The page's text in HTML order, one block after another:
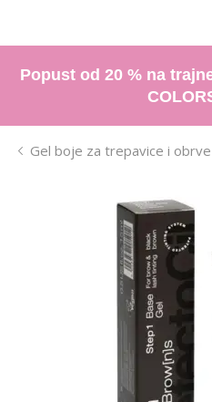
Popust od 20 % na
Gel boje za trepavice i obrve